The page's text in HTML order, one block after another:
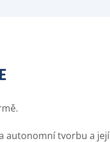
autonomní tvorbu a její